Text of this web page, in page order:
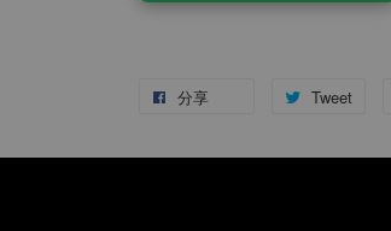
分享 Tweet